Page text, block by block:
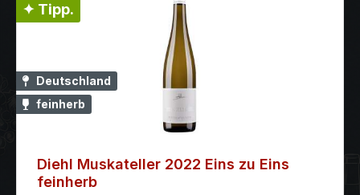
✦ Tipp.
Deutschland
feinherb
Diehl Muskateller 2022 Eins zu Eins
feinherb